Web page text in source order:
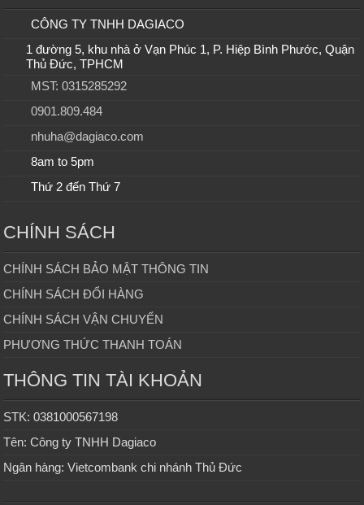
CÔNG TY TNHH DAGIACO
1 đường 5, khu nhà ở Vạn Phúc 1, P. Hiệp Bình Phước, Quận
Thủ Đức, TPHCM
MST: 0315285292
0901.809.484
nhuha@dagiaco.com
8am to 5pm
Thứ 2 đến Thứ 7
CHÍNH SÁCH
CHÍNH SÁCH BẢO MẬT THÔNG TIN
CHÍNH SÁCH ĐỔI HÀNG
CHÍNH SÁCH VẬN CHUYỂN
PHƯƠNG THỨC THANH TOÁN
THÔNG TIN TÀI KHOẢN
STK: 0381000567198
Tên: Công ty TNHH Dagiaco
Ngân hàng: Vietcombank chi nhánh Thủ Đức